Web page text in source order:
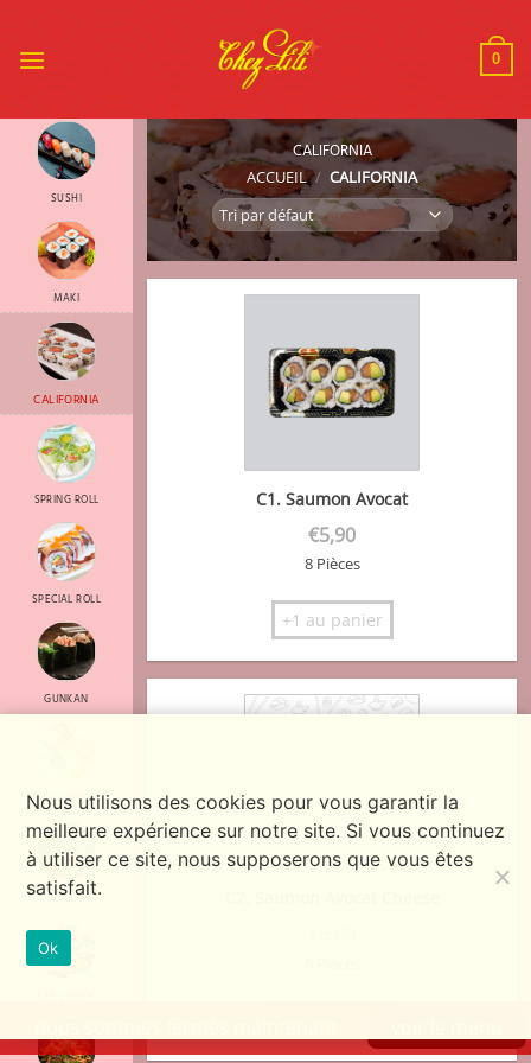
contenu
0
SUSHI
MAKI
CALIFORNIA
SPRING ROLL
SPECIAL ROLL
GUNKAN
SASHIMI
RAMEN
CALIFORNIA
ACCUEIL / CALIFORNIA
C1. Saumon Avocat
€5,90
8 Pièces
+1 au panier
Nous utilisons des cookies pour vous garantir la
meilleure expérience sur notre site. Si vous continuez
à utiliser ce site, nous supposerons que vous êtes
satisfait.
Ok